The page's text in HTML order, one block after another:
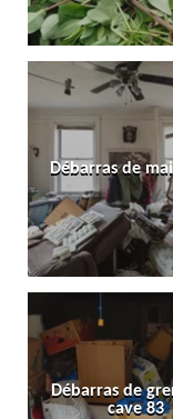
Débarras de
Débarras de
cave 83